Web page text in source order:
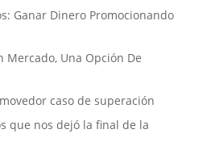
Ganar Dinero Promocionando
Mercado, Una Opción De
caso de superación
que nos dejó la final de la